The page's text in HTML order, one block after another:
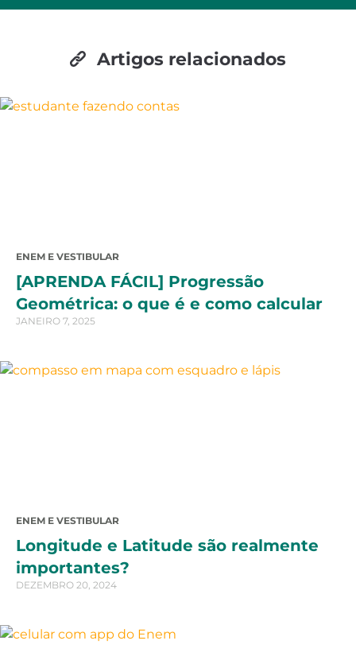
Artigos relacionados
ENEM E VESTIBULAR
[APRENDA FÁCIL] Progressão
Geométrica: o que é e como calcular
JANEIRO 7, 2025
ENEM E VESTIBULAR
Longitude e Latitude são realmente
importantes?
DEZEMBRO 20, 2024